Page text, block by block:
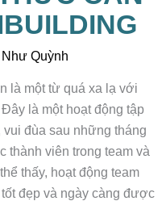
Quỳnh
là một từ quá xa lạ với
là một hoạt động tập
đùa sau những tháng
thành viên trong team và
thấy, hoạt động team
đẹp và ngày càng được